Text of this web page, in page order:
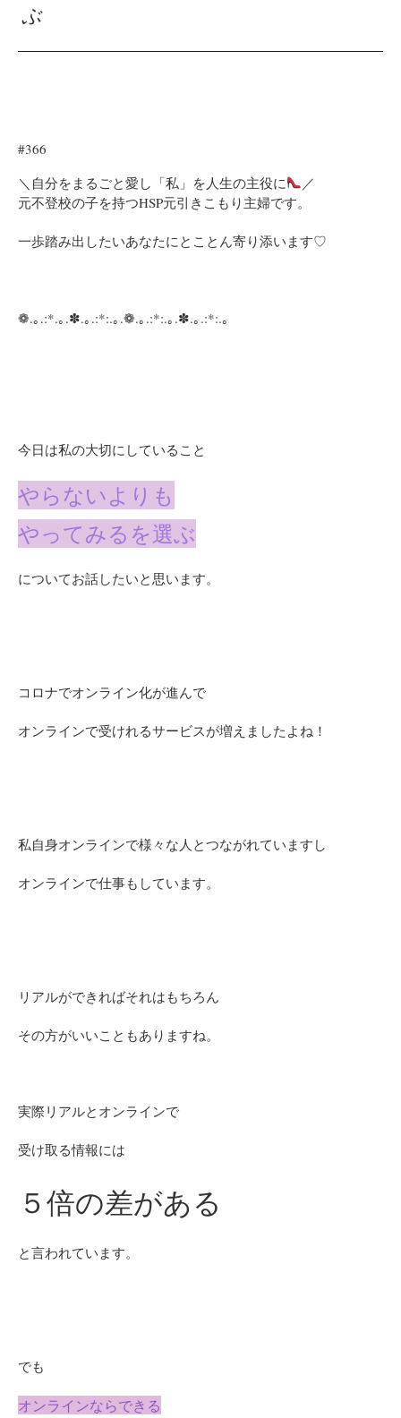
ぶ
#366
＼自分をまるごと愛し「私」を人生の主役に
／
元不登校の子を持つHSP元引きこもり主婦です。
一歩踏み出したいあなたにとことん寄り添います♡
❁.｡.:*.｡.✽.｡.:*:.｡.❁.｡.:*:.｡.✽.｡.:*:.｡
今日は私の大切にしていること
やらないよりも
やってみるを選ぶ
についてお話したいと思います。
コロナでオンライン化が進んで
オンラインで受けれるサービスが増えましたよね！
私自身オンラインで様々な人とつながれていますし
オンラインで仕事もしています。
リアルができればそれはもちろん
その方がいいこともありますね。
実際リアルとオンラインで
受け取る情報には
５倍の差がある
と言われています。
でも
オンラインならできる